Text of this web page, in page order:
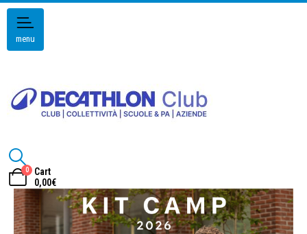
menu
0
Cart
0,00€